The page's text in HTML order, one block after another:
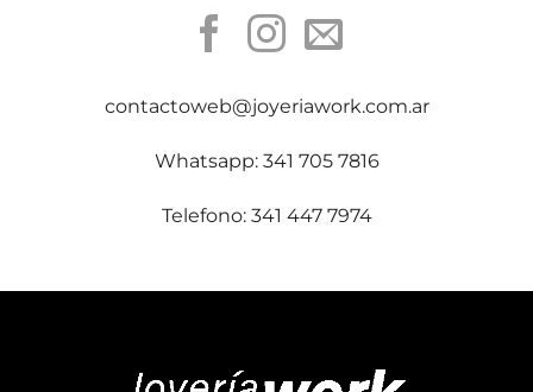
contactoweb@joyeriawork.com.ar
Whatsapp: 341 705 7816
Telefono: 341 447 7974